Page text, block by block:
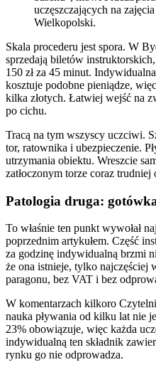
uczęszczających na
Wielkopolski.
Skala procederu jest spora. W
sprzedają biletów
150 zł za 45 minut.
kosztuje podobne pieniądze,
kilka złotych. Łatwiej wejść na
po cichu.
Tracą na tym wszyscy uczciwi.
tor, ratownika i ubezpieczenie.
utrzymania obiektu. Wreszcie
zatłoczonym torze coraz trudniej
Patologia druga:
To właśnie ten punkt wywołał
poprzednim artykułem. Część
za godzinę indywidualną brzmi
że ona istnieje, tylko
paragonu, bez VAT i bez
W komentarzach kilkoro
nauka pływania od kilku lat nie
23% obowiązuje, więc każda
indywidualną ten składnik
rynku go nie odprowadza.